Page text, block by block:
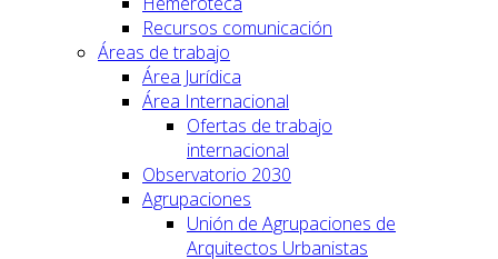
Recursos comunicación
Áreas de trabajo
Área Jurídica
Área Internacional
Ofertas de trabajo
internacional
Observatorio 2030
Agrupaciones
Unión de Agrupaciones de
Arquitectos Urbanistas